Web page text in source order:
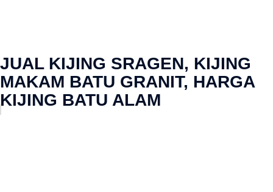
JUAL KIJING SRAGEN, KIJING
MAKAM BATU GRANIT, HARGA
KIJING BATU ALAM